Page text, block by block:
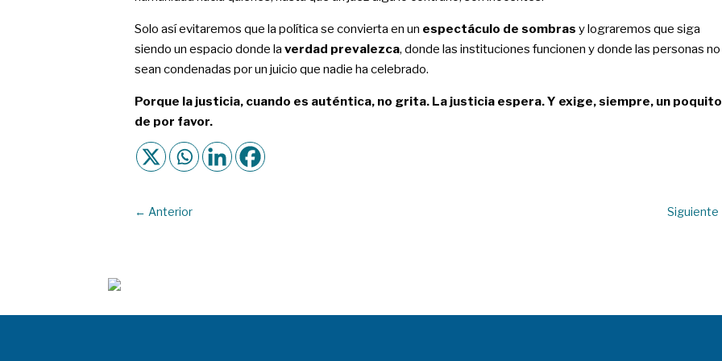
Solo así evitaremos que la política se convierta en un espectáculo de sombras y lograremos que siga
siendo un espacio donde la verdad prevalezca, donde las instituciones funcionen y donde las personas no
sean condenadas por un juicio que nadie ha celebrado.
Porque la justicia, cuando es auténtica, no grita. La justicia espera. Y exige, siempre, un poquito
de por favor.
← Anterior Siguiente